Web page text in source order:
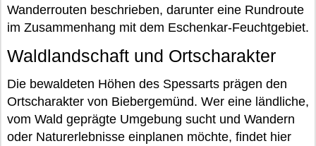
Wanderrouten beschrieben, darunter eine Rundroute
im Zusammenhang mit dem Eschenkar-Feuchtgebiet.
Waldlandschaft und Ortscharakter
Die bewaldeten Höhen des Spessarts prägen den
Ortscharakter von Biebergemünd. Wer eine ländliche,
vom Wald geprägte Umgebung sucht und Wandern
oder Naturerlebnisse einplanen möchte, findet hier